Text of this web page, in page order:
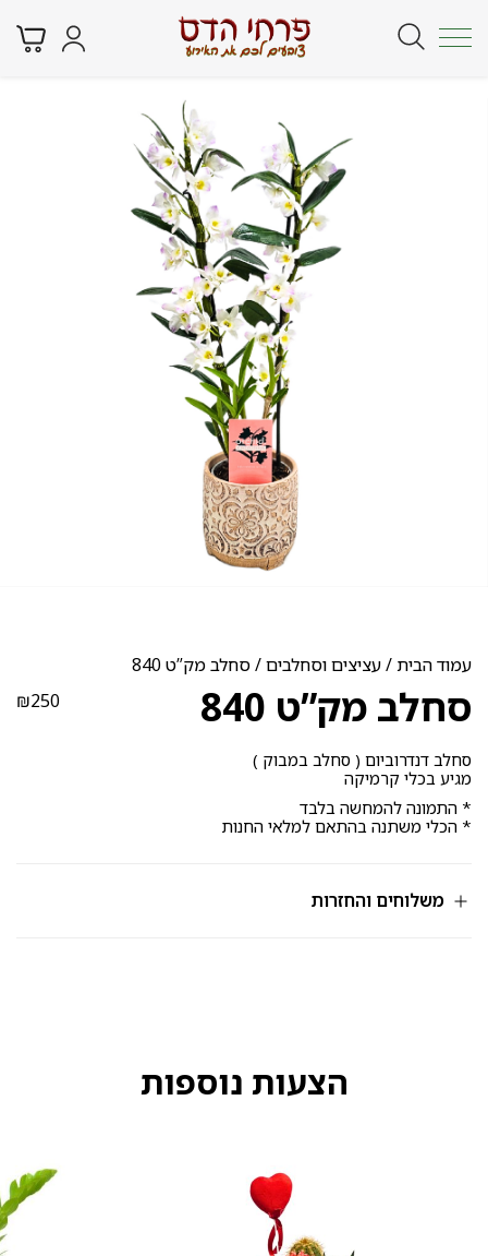
עמוד הבית /עציצים וסחלבים/ סחלב מק”ט 840
סחלב מק”ט 840 ₪250
סחלב דנדרוביום ( סחלב במבוק )
מגיע בכלי קרמיקה
* התמונה להמחשה בלבד
* הכלי משתנה בהתאם למלאי החנות
משלוחים והחזרות
הצעות נוספות